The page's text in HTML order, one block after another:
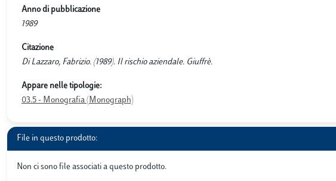
Anno di pubblicazione
1989
Citazione
Di Lazzaro, Fabrizio. (1989). Il rischio aziendale. Giuffrè.
Appare nelle tipologie:
03.5 - Monografia (Monograph)
File in questo prodotto:
Non ci sono file associati a questo prodotto.